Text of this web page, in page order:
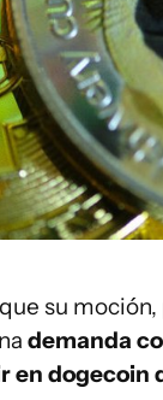
su
demanda
en dogecoin